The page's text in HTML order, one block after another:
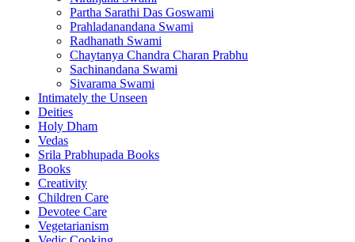
Partha Sarathi Das Goswami
Prahladanandana Swami
Radhanath Swami
Chaytanya Chandra Charan Prabhu
Sachinandana Swami
Sivarama Swami
Intimately the Unseen
Deities
Holy Dham
Vedas
Srila Prabhupada Books
Books
Creativity
Children Care
Devotee Care
Vegetarianism